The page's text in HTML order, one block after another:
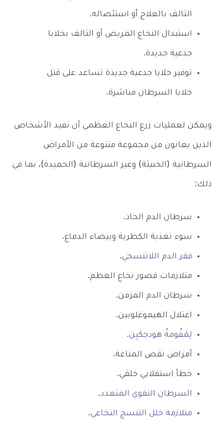
التالف بالعلاج أو استئصاله.
استبدال النخاع المريض أو التالف بخلايا
جذعية جديدة.
توفير خلايا جذعية جديدة تساعد على قتل
خلايا السرطان مباشرة.
ويمكن لعمليات زرع النخاع العظمي أن تفيد الأشخاص
الذين يعانون من مجموعة متنوعة من الأمراض
السرطانية (الخبيثة) وغير السرطانية (الحميدة)، بما في
ذلك:
سرطان الدم الحاد.
سوء تغذية الكظرية وبيضاء الدماغ.
فقر الدم اللاتنسجي.
متلازمات قصور نخاع العظم.
سرطان الدم المزمن.
اعتلال الهيموغلوبين.
لِمْفُومةُ هودجكيِن.
أمراض نقص المناعة.
خطأ استقلابي خلقي.
السرطان النقوي المتعدد.
متلازمة خلل التنسج النخاعي.